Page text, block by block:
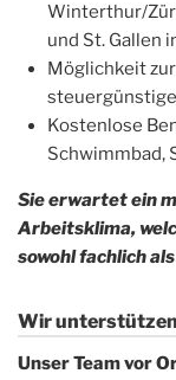
Winterthur/
und St. Gallen
Möglichkeit
Kostenlose
Schwimmbad,
Sie erwartet ein
Arbeitsklima,
sowohl fachlich
Wir unterstützen
Unser Team vor